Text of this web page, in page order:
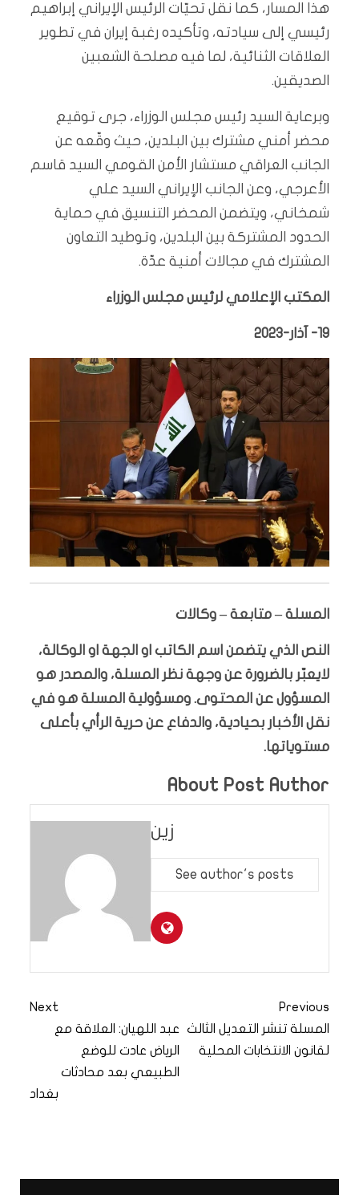
هذا المسار، كما نقل تحيّات الرئيس الإيراني إبراهيم
رئيسي إلى سيادته، وتأكيده رغبة إيران في تطوير
العلاقات الثنائية، لما فيه مصلحة الشعبين
الصديقين.
وبرعاية السيد رئيس مجلس الوزراء، جرى توقيع
محضر أمني مشترك بين البلدين، حيث وقّعه عن
الجانب العراقي مستشار الأمن القومي السيد قاسم
الأعرجي، وعن الجانب الإيراني السيد علي
شمخاني، ويتضمن المحضر التنسيق في حماية
الحدود المشتركة بين البلدين، وتوطيد التعاون
المشترك في مجالات أمنية عدّة.
المكتب الإعلامي لرئيس مجلس الوزراء
19- آذار-2023
المسلة – متابعة – وكالات
النص الذي يتضمن اسم الكاتب او الجهة او الوكالة،
لايعبّر بالضرورة عن وجهة نظر المسلة، والمصدر هو
المسؤول عن المحتوى. ومسؤولية المسلة هو في
نقل الأخبار بحيادية، والدفاع عن حرية الرأي بأعلى
مستوياتها.
About Post Author
زين
See author's posts
Previous
المسلة تنشر التعديل الثالث
لقانون الانتخابات المحلية
Next
عبد اللهيان: العلاقة مع
الرياض عادت للوضع
الطبيعي بعد محادثات
بغداد